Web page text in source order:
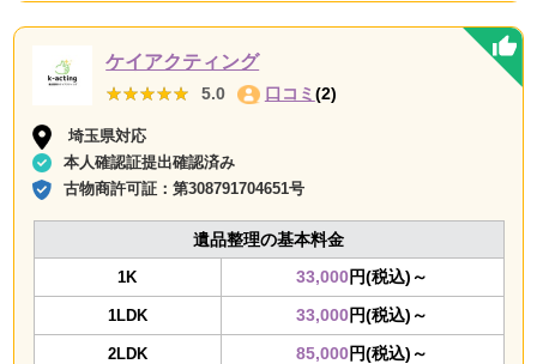
ケイアクティング
★★★★★
★★★★★ 5.0 口コミ (2)
埼玉県対応
本人確認証提出確認済み
古物商許可証：第308791704651号
遺品整理の基本料金
1K 33,000円(税込)～
1LDK 33,000円(税込)～
2LDK 85,000円(税込)～